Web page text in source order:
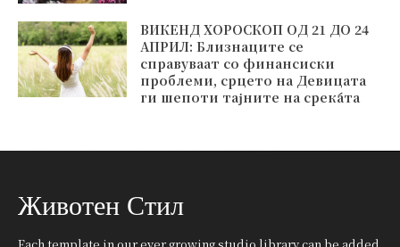
ВИКЕНД ХОРОСКОП ОД 21 ДО 24
АПРИЛ: Близнаците се
справуваат со финансиски
проблеми, срцето на Девицата
ги шепоти тајните на среќата
Животен Стил
Each template in our ever growing studio library can be added